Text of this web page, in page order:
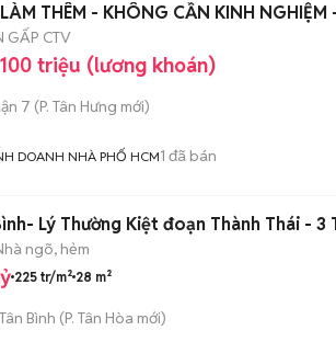
THÊM - KHÔNG CẦN KINH NGHIỆM
GẤP CTV
triệu (lương khoán)
7 (P. Tân Hưng mới)
DOANH NHÀ PHỐ HCM1 đã bán
Tân
ngõ, hẻm
225 tr/m² 28 m²
Bình (P. Tân Hòa mới)